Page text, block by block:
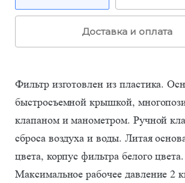
Доставка и оплата
Фильтр изготовлен из пластика.
быстросъемной крышкой,
клапаном и манометром. Ручной
сброса воздуха и воды. Литая
цвета, корпус фильтра белого цвета.
Максимальное рабочее давление 2